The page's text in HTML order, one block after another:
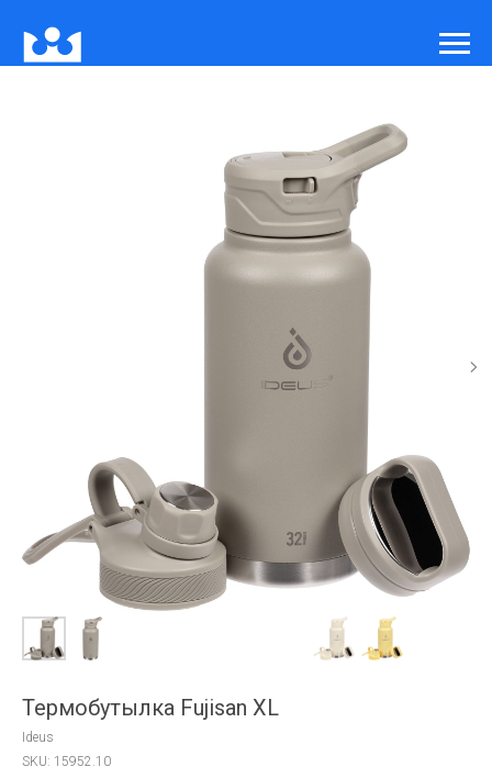
Термобутылка Fujisan XL
Ideus
SKU: 15952.10